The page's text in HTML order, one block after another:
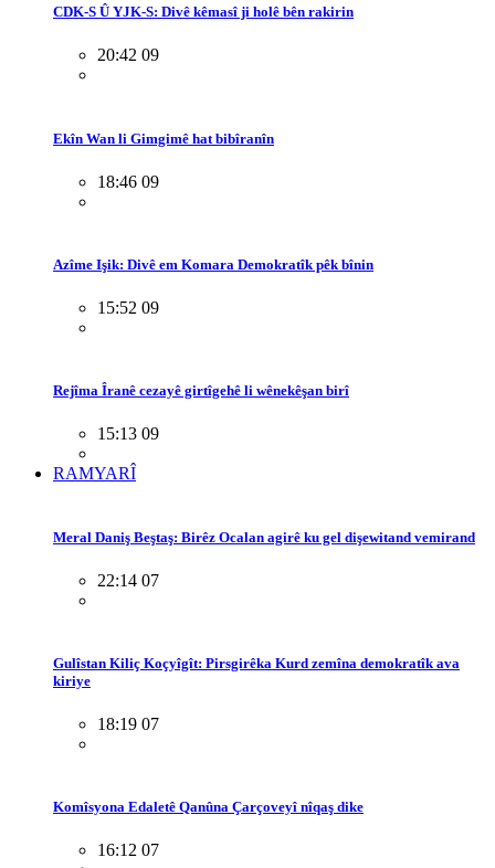
CDK-S Û YJK-S: Divê kêmasî ji holê bên rakirin
20:42 09
Ekîn Wan li Gimgimê hat bibîranîn
18:46 09
Azîme Işik: Divê em Komara Demokratîk pêk bînin
15:52 09
Rejîma Îranê cezayê girtîgehê li wênekêşan birî
15:13 09
RAMYARÎ
Meral Daniş Beştaş: Birêz Ocalan agirê ku gel dişewitand vemirand
22:14 07
Gulîstan Kiliç Koçyîgît: Pirsgirêka Kurd zemîna demokratîk ava
kiriye
18:19 07
Komîsyona Edaletê Qanûna Çarçoveyî nîqaş dike
16:12 07